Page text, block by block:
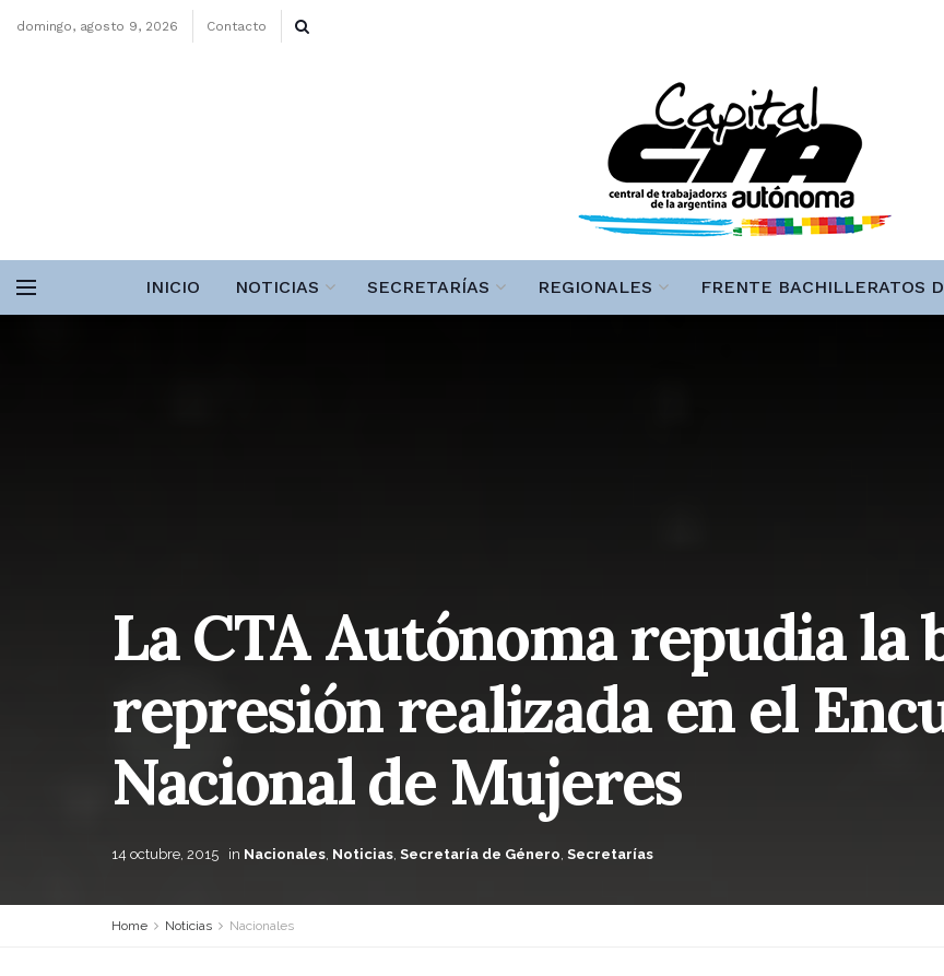
domingo, agosto 9, 2026 Contacto
INICIO NOTICIAS SECRETARÍAS REGIONALES FRENTE BACHILLERATOS
La CTA Autónoma repudia la
represión realizada en el
Nacional de Mujeres
14 octubre, 2015 in Nacionales, Noticias, Secretaría de Género, Secretarías
Home Noticias Nacionales